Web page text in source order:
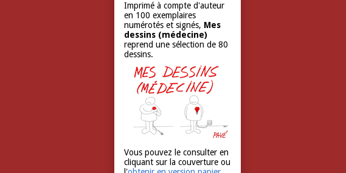
Imprimé à compte d'auteur
en 100 exemplaires
numérotés et signés, Mes
dessins (médecine)
reprend une sélection de 80
dessins.
Vous pouvez le consulter en
cliquant sur la couverture ou